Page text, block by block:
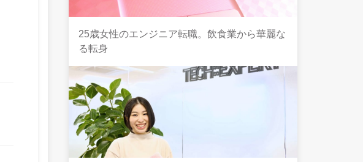
25歳女性のエンジニア転職。飲食業から華麗な
る転身